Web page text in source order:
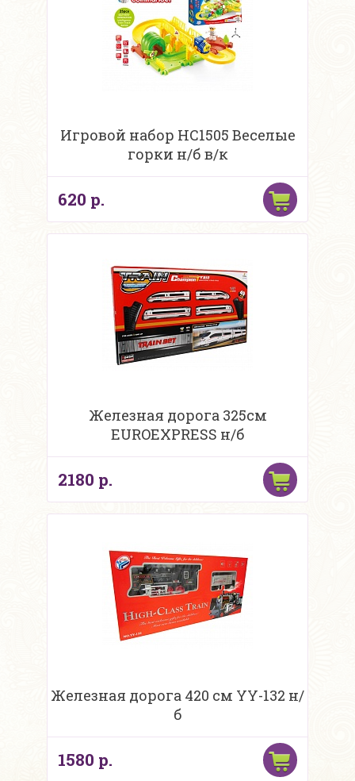
Игровой набор HC1505 Веселые
горки н/б в/к
620 р.
Железная дорога 325см
EUROEXPRESS н/б
2180 р.
Железная дорога 420 см YY-132 н/
б
1580 р.